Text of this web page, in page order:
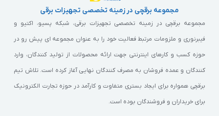
مجموعه برقچی در زمینه تخصصی تجهیزات برقی
مجموعه برقچی در زمینه تخصصی تجهیزات برقی، شبکه پسیو، اکتیو و
فیبرنوری و ملزومات مرتبط فعالیت خود را به عنوان مجموعه ای پیش رو در
حوزه کسب و کارهای اینترنتی جهت ارائه محصولات از تولید کنندگان، وارد
کنندگان و عمده فروشان به مصرف کنندگان نهایی آغاز کرده است. تلاش تیم
برقچی همواره برای ایجاد بستری متفاوت و کارآمد در حوزه تجارت الکترونیک
برای خریداران و فروشندگان بوده است.